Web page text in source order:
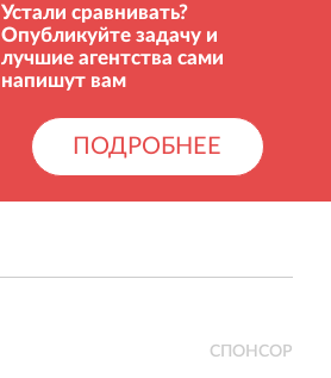
Устали сравнивать?
Опубликуйте задачу и
лучшие агентства сами
напишут вам
ПОДРОБНЕЕ
СПОНСОР